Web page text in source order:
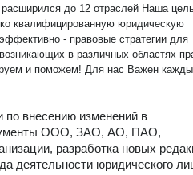
расширился до 12 отраслей Наша
квалифицированную юридическую
- правовые стратегии для
в различных областях
и поможем! Для нас Важен
по внесению изменений в
ООО, ЗАО, АО, ПАО,
разработка новых
деятельности юридического